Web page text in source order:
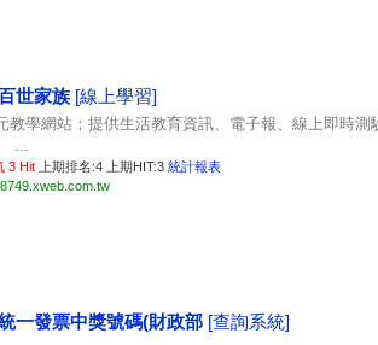
世家族 [線上學習]
教學網站；提供生活教育資訊、電子報、線上即時測
...
3 Hit 上期排名:4 上期HIT:3 統計報表
一發票中獎號碼(財政部 [查詢系統]